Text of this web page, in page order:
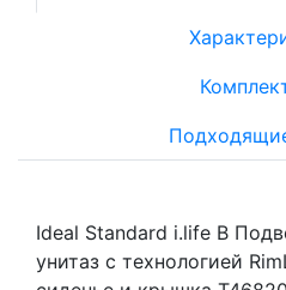
Ideal Standard i.life B
унитаз с технологией